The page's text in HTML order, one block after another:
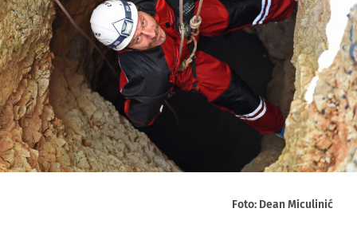
Foto: Dean Miculinić